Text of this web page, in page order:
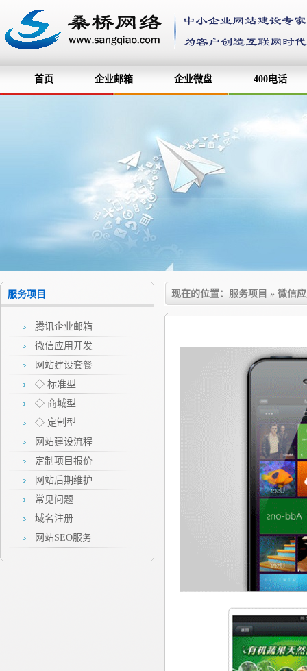
首页 企业邮箱 企业微盘 400电话
服务项目
腾讯企业邮箱
微信应用开发
网站建设套餐
◇ 标准型
◇ 商城型
◇ 定制型
网站建设流程
定制项目报价
网站后期维护
常见问题
域名注册
网站SEO服务
现在的位置：服务项目 » 微信